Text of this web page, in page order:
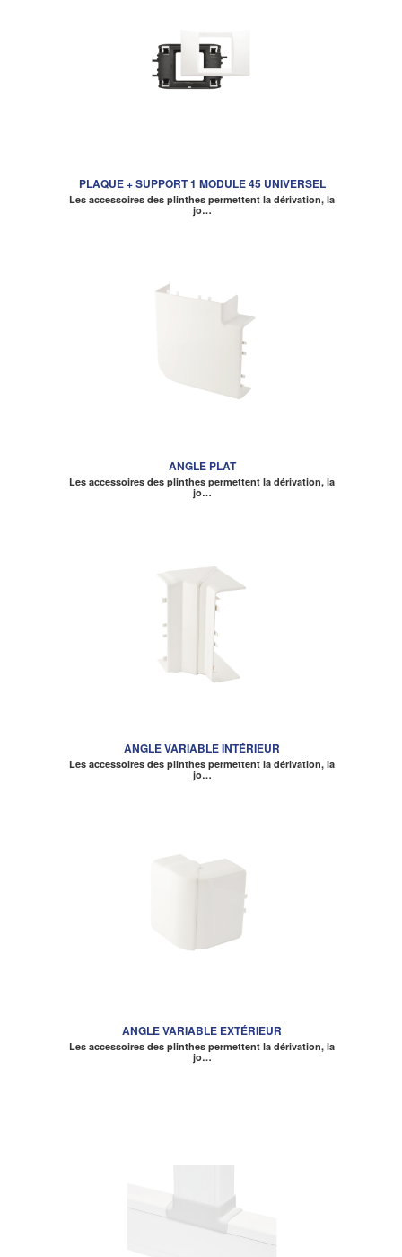
PLAQUE + SUPPORT 1 MODULE 45 UNIVERSEL
Les accessoires des plinthes permettent la dérivation, la
jo…
ANGLE PLAT
Les accessoires des plinthes permettent la dérivation, la
jo…
ANGLE VARIABLE INTÉRIEUR
Les accessoires des plinthes permettent la dérivation, la
jo…
ANGLE VARIABLE EXTÉRIEUR
Les accessoires des plinthes permettent la dérivation, la
jo…